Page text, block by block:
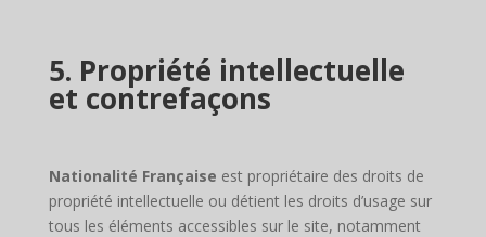
5. Propriété intellectuelle
et contrefaçons
Nationalité Française est propriétaire des droits de
propriété intellectuelle ou détient les droits d’usage sur
tous les éléments accessibles sur le site, notamment